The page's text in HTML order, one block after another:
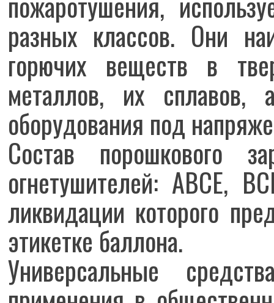
разных классов. Они
горючих веществ в
металлов, их сплавов,
оборудования под
Состав порошкового
огнетушителей: АВСЕ,
ликвидации которого
этикетке баллона.
Универсальные